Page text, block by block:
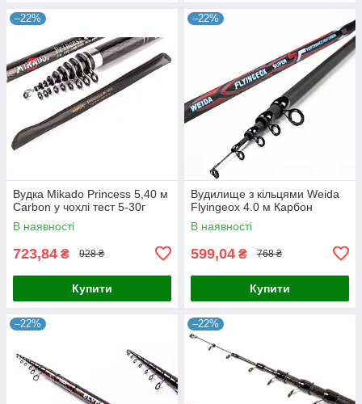
–22%
Вудка Mikado Princess 5,40 м
Carbon у чохлі тест 5-30г
В наявності
723,84 ₴ 928 ₴
Купити
–22%
Вудилище з кільцями Weida
Flyingeox 4.0 м Карбон
В наявності
599,04 ₴ 768 ₴
Купити
–22% –22%